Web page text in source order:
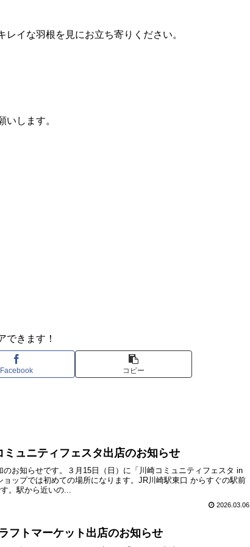
イな羽根を見にお立ち寄りください。
いします。
できます！
Facebook コピー
ュニティフェスタ出店のお知らせ
お知らせです。３月15日（日）に「川崎コミュニティフェスタ in
ョップでは初めての場所になります。JR川崎駅東口 からすぐの駅前
。駅から近いの...
2026.03.06
フトマーケット出店のお知らせ